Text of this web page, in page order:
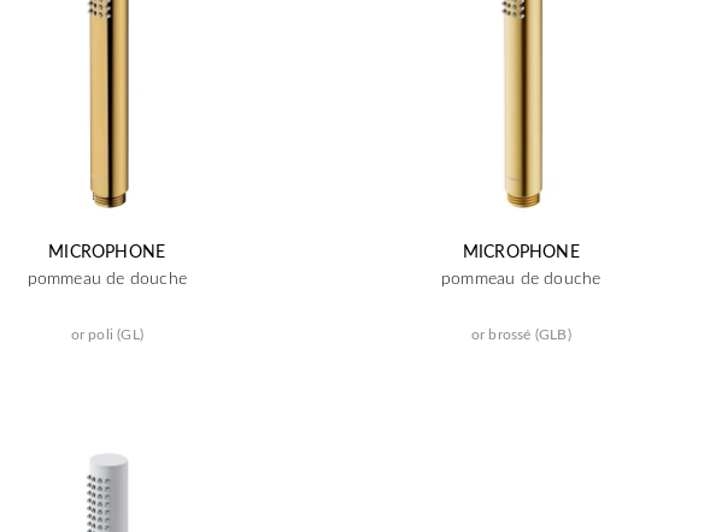
MICROPHONE
pommeau de douche
or poli (GL)
MICROPHONE
pommeau de douche
or brossé (GLB)